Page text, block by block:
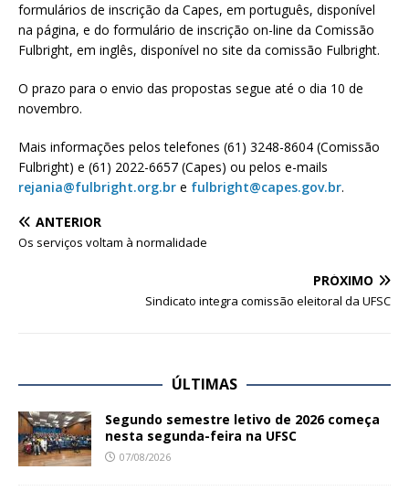
formulários de inscrição da Capes, em português, disponível
na página, e do formulário de inscrição on-line da Comissão
Fulbright, em inglês, disponível no site da comissão Fulbright.
O prazo para o envio das propostas segue até o dia 10 de
novembro.
Mais informações pelos telefones (61) 3248-8604 (Comissão
Fulbright) e (61) 2022-6657 (Capes) ou pelos e-mails
rejania@fulbright.org.br e fulbright@capes.gov.br.
ANTERIOR
Os serviços voltam à normalidade
PRÓXIMO
Sindicato integra comissão eleitoral da UFSC
ÚLTIMAS
Segundo semestre letivo de 2026 começa
nesta segunda-feira na UFSC
07/08/2026